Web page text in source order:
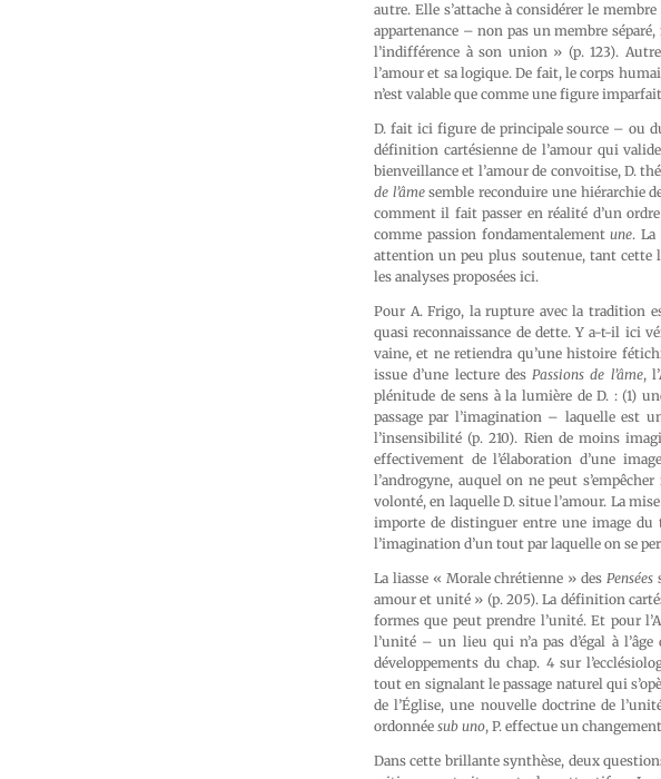
autre. Elle s’attache à considérer le
appartenance – non pas un membre
l’indifférence à son union » (p. 123).
l’amour et sa logique. De fait, le corps
n’est valable que comme une figure
D. fait ici figure de principale source – ou
définition cartésienne de l’amour qui
bienveillance et l’amour de convoitise, D.
de l’âmesemble reconduire une hiérarchie
comment il fait passer en réalité d’un
comme passion fondamentalementune. La
attention un peu plus soutenue, tant cette
les analyses proposées ici.
Pour A. Frigo, la rupture avec la tradition
quasi reconnaissance de dette. Y a-t-il ici
vaine, et ne retiendra qu’une histoire
issue d’une lecture desPassions de l’âme,
plénitude de sens à la lumière de D. : (1)
passage par l’imagination – laquelle est
l’insensibilité (p. 210). Rien de moins
effectivement de l’élaboration d’une
l’androgyne, auquel on ne peut
volonté, en laquelle D. situe l’amour. La
importe de distinguer entre une image du
l’imagination d’un tout par laquelle on se
La liasse « Morale chrétienne » des Pensées
amour et unité » (p. 205). La définition
formes que peut prendre l’unité. Et pour
l’unité – un lieu qui n’a pas d’égal à
développements du chap. 4 sur
tout en signalant le passage naturel qui
de l’Église, une nouvelle doctrine de
ordonnée sub uno, P. effectue un
Dans cette brillante synthèse, deux